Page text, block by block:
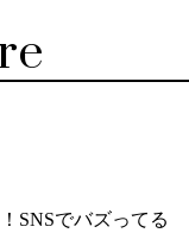
SNSでバズってる